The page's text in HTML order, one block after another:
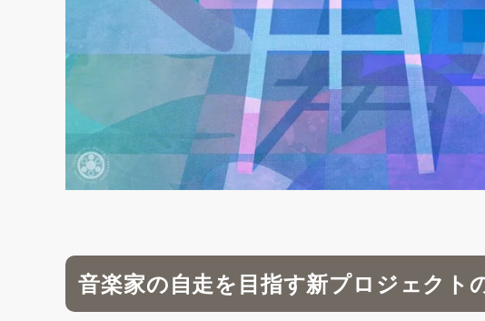
音楽家の自走を目指す新プロジェクト